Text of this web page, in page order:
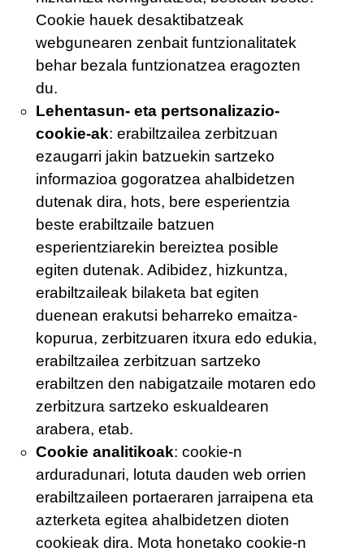
Cookie hauek desaktibatzeak
webgunearen zenbait funtzionalitatek
behar bezala funtzionatzea eragozten
du.
Lehentasun- eta pertsonalizazio-
cookie-ak: erabiltzailea zerbitzuan
ezaugarri jakin batzuekin sartzeko
informazioa gogoratzea ahalbidetzen
dutenak dira, hots, bere esperientzia
beste erabiltzaile batzuen
esperientziarekin bereiztea posible
egiten dutenak. Adibidez, hizkuntza,
erabiltzaileak bilaketa bat egiten
duenean erakutsi beharreko emaitza-
kopurua, zerbitzuaren itxura edo edukia,
erabiltzailea zerbitzuan sartzeko
erabiltzen den nabigatzaile motaren edo
zerbitzura sartzeko eskualdearen
arabera, etab.
Cookie analitikoak: cookie-n
arduradunari, lotuta dauden web orrien
erabiltzaileen portaeraren jarraipena eta
azterketa egitea ahalbidetzen dioten
cookieak dira. Mota honetako cookie-n